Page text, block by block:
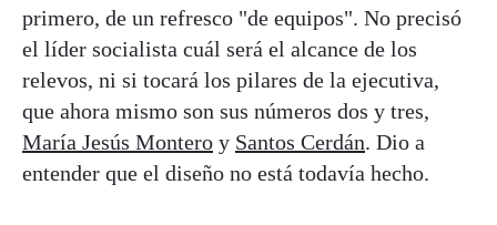
primero, de un refresco "de equipos". No precisó
el líder socialista cuál será el alcance de los
relevos, ni si tocará los pilares de la ejecutiva,
que ahora mismo son sus números dos y tres,
María Jesús Montero y Santos Cerdán. Dio a
entender que el diseño no está todavía hecho.